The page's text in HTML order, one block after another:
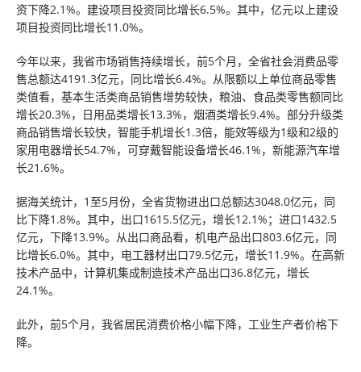
资下降2.1%。建设项目投资同比增长6.5%。其中，亿元以上建设
项目投资同比增长11.0%。
今年以来，我省市场销售持续增长，前5个月，全省社会消费品零
售总额达4191.3亿元，同比增长6.4%。从限额以上单位商品零售
类值看，基本生活类商品销售增势较快，粮油、食品类零售额同比
增长20.3%，日用品类增长13.3%，烟酒类增长9.4%。部分升级类
商品销售增长较快，智能手机增长1.3倍，能效等级为1级和2级的
家用电器增长54.7%，可穿戴智能设备增长46.1%，新能源汽车增
长21.6%。
据海关统计，1至5月份，全省货物进出口总额达3048.0亿元，同
比下降1.8%。其中，出口1615.5亿元，增长12.1%；进口1432.5
亿元，下降13.9%。从出口商品看，机电产品出口803.6亿元，同
比增长6.0%。其中，电工器材出口79.5亿元，增长11.9%。在高新
技术产品中，计算机集成制造技术产品出口36.8亿元，增长
24.1%。
此外，前5个月，我省居民消费价格小幅下降，工业生产者价格下
降。